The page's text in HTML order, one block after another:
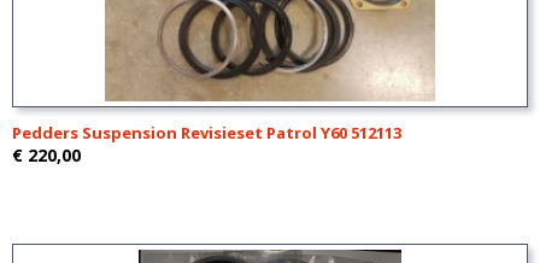
Pedders Suspension Revisieset Patrol Y60 512113
€ 220,00